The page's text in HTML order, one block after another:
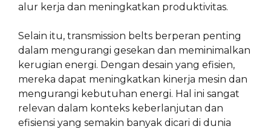
alur kerja dan meningkatkan produktivitas.
Selain itu, transmission belts berperan penting
dalam mengurangi gesekan dan meminimalkan
kerugian energi. Dengan desain yang efisien,
mereka dapat meningkatkan kinerja mesin dan
mengurangi kebutuhan energi. Hal ini sangat
relevan dalam konteks keberlanjutan dan
efisiensi yang semakin banyak dicari di dunia